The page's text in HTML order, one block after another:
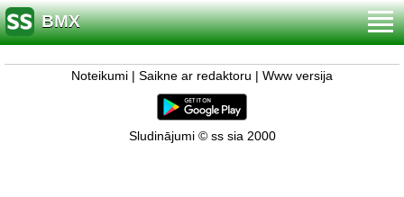
BMX
Noteikumi Saikne ar redaktoru Www versija
Sludinājumi © ss sia 2000